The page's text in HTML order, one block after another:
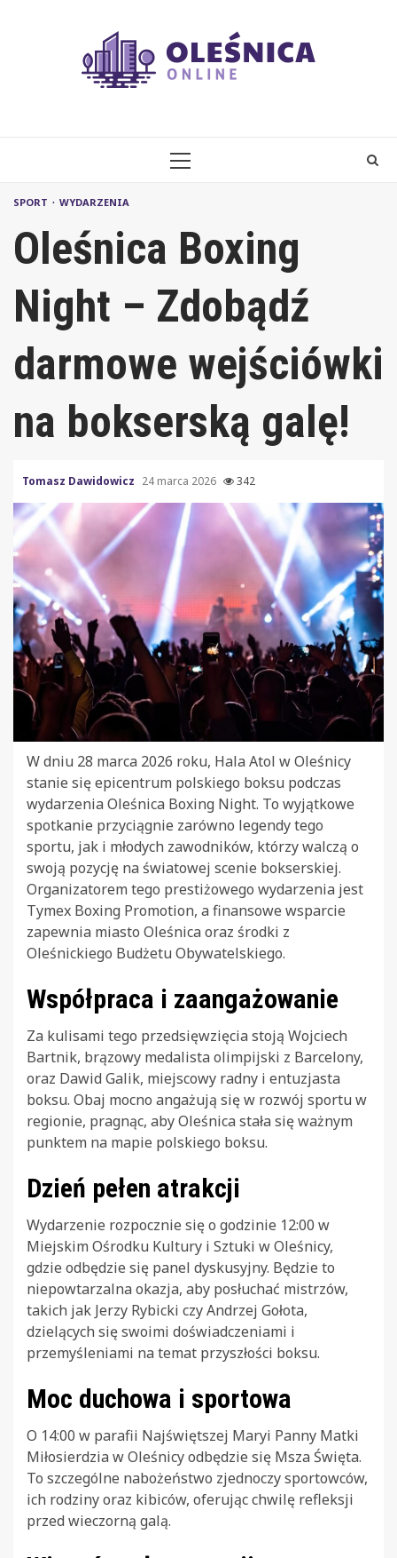
PRIMARY
SPORT WYDARZENIA
Oleśnica Boxing
Night – Zdobądź
darmowe wejściówki
na bokserską galę!
Tomasz Dawidowicz 24 marca 2026 342
W dniu 28 marca 2026 roku, Hala Atol w Oleśnicy
stanie się epicentrum polskiego boksu podczas
wydarzenia Oleśnica Boxing Night. To wyjątkowe
spotkanie przyciągnie zarówno legendy tego
sportu, jak i młodych zawodników, którzy walczą o
swoją pozycję na światowej scenie bokserskiej.
Organizatorem tego prestiżowego wydarzenia jest
Tymex Boxing Promotion, a finansowe wsparcie
zapewnia miasto Oleśnica oraz środki z
Oleśnickiego Budżetu Obywatelskiego.
Współpraca i zaangażowanie
Za kulisami tego przedsięwzięcia stoją Wojciech
Bartnik, brązowy medalista olimpijski z Barcelony,
oraz Dawid Galik, miejscowy radny i entuzjasta
boksu. Obaj mocno angażują się w rozwój sportu w
regionie, pragnąc, aby Oleśnica stała się ważnym
punktem na mapie polskiego boksu.
Dzień pełen atrakcji
Wydarzenie rozpocznie się o godzinie 12:00 w
Miejskim Ośrodku Kultury i Sztuki w Oleśnicy,
gdzie odbędzie się panel dyskusyjny. Będzie to
niepowtarzalna okazja, aby posłuchać mistrzów,
takich jak Jerzy Rybicki czy Andrzej Gołota,
dzielących się swoimi doświadczeniami i
przemyśleniami na temat przyszłości boksu.
Moc duchowa i sportowa
O 14:00 w parafii Najświętszej Maryi Panny Matki
Miłosierdzia w Oleśnicy odbędzie się Msza Święta.
To szczególne nabożeństwo zjednoczy sportowców,
ich rodziny oraz kibiców, oferując chwilę refleksji
przed wieczorną galą.